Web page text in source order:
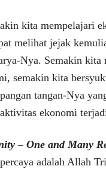
kita mempelajari
melihat jejak
Nya. Semakin kita
semakin kita
tangan-Nya
ekonomi
– One and Many
adalah Allah